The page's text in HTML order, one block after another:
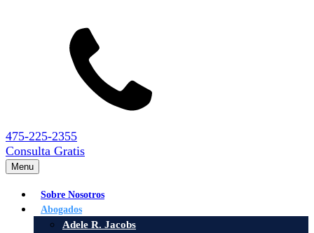
475-225-2355
Consulta Gratis
Menu
Sobre Nosotros
Abogados
Adele R. Jacobs